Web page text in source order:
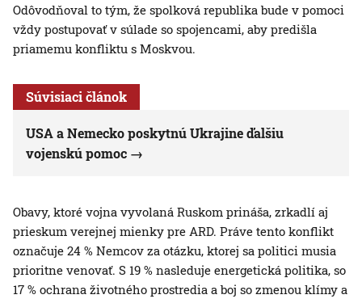
Odôvodňoval to tým, že spolková republika bude v pomoci
vždy postupovať v súlade so spojencami, aby predišla
priamemu konfliktu s Moskvou.
Súvisiaci článok
USA a Nemecko poskytnú Ukrajine ďalšiu
vojenskú pomoc
Obavy, ktoré vojna vyvolaná Ruskom prináša, zrkadlí aj
prieskum verejnej mienky pre ARD. Práve tento konflikt
označuje 24 % Nemcov za otázku, ktorej sa politici musia
prioritne venovať. S 19 % nasleduje energetická politika, so
17 % ochrana životného prostredia a boj so zmenou klímy a